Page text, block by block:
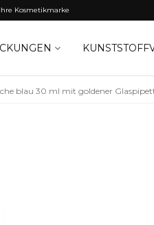
Kosmetikmarke
blau 30 ml mit goldener